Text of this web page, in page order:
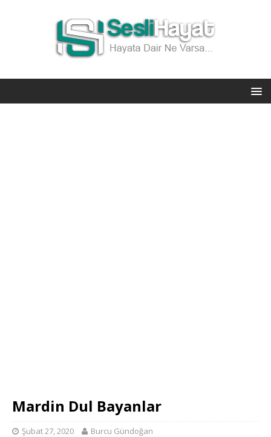
Mardin Dul Bayanlar
Şubat 27, 2020 Burcu Gündoğan